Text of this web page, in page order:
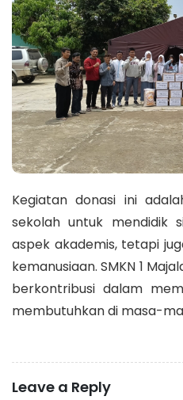
Kegiatan donasi ini
sekolah untuk mendidik
aspek akademis, tetapi
kemanusiaan. SMKN 1
berkontribusi dalam
membutuhkan di masa-
Leave a Reply